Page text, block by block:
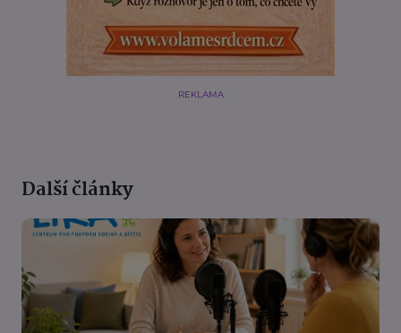
REKLAMA
Další články